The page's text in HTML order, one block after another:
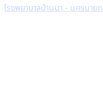
โรงพยาบาลบ้านนา - นครนายก